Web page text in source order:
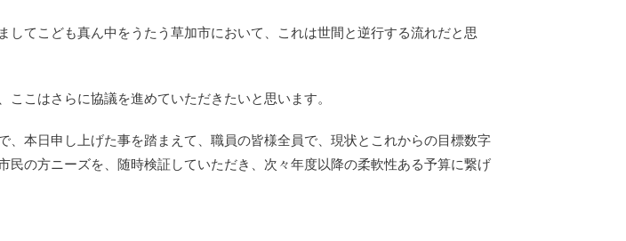
てこども真ん中をうたう草加市において、これは世間と逆行する流れだと思
こはさらに協議を進めていただきたいと思います。
本日申し上げた事を踏まえて、職員の皆様全員で、現状とこれからの目標数字
の方ニーズを、随時検証していただき、次々年度以降の柔軟性ある予算に繋げ